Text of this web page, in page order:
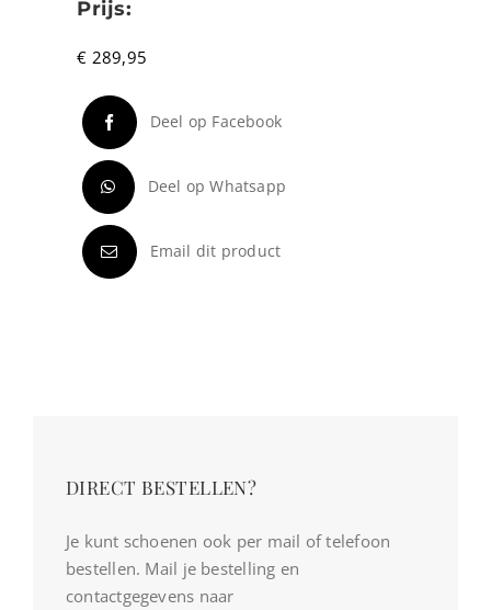
Prijs:
€ 289,95
Deel op Facebook
Deel op Whatsapp
Email dit product
DIRECT BESTELLEN?
Je kunt schoenen ook per mail of telefoon
bestellen. Mail je bestelling en
contactgegevens naar